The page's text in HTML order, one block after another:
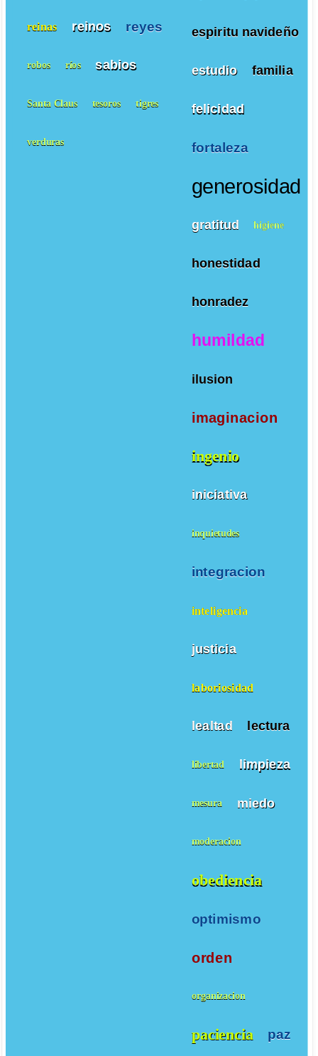
espiritu navideño
estudio familia
felicidad
fortaleza
generosidad
gratitud higiene
honestidad
honradez
humildad
ilusion
imaginacion
ingenio
iniciativa
inquietudes
integracion
inteligencia
justicia
laboriosidad
lealtad lectura
libertad limpieza
mesura miedo
moderacion
obediencia
optimismo
orden
organizacion
paciencia paz
reinas reinos reyes
robos ríos sabios
Santa Claus tesoros tigres
verduras